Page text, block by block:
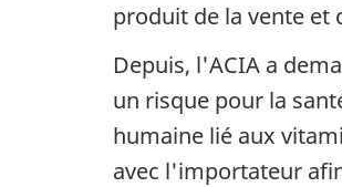
produit de la vente et
Depuis, l'ACIA a
un risque pour la
humaine lié aux
avec l'importateur